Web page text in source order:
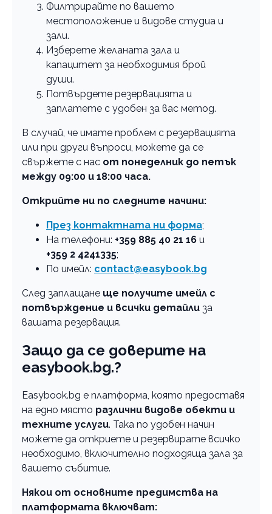
Филтрирайте по вашето
местоположение и видове студиа и
зали.
Изберете желаната зала и
капацитет за необходимия брой
души.
Потвърдете резервацията и
заплатете с удобен за вас метод.
В случай, че имате проблем с резервацията
или при други въпроси, можете да се
свържете с нас от понеделник до петък
между 09:00 и 18:00 часа.
Открийте ни по следните начини:
През контактната ни форма;
На телефони: +359 885 40 21 16 и
+359 2 4241335;
По имейл: contact@easybook.bg
След заплащане ще получите имейл с
потвърждение и всички детайли за
вашата резервация.
Защо да се доверите на
easybook.bg.?
Easybook.bg е платформа, която предоставя
на едно място различни видове обекти и
техните услуги. Така по удобен начин
можете да откриете и резервирате всичко
необходимо, включително подходяща зала за
вашето събитие.
Някои от основните предимства на
платформата включват: